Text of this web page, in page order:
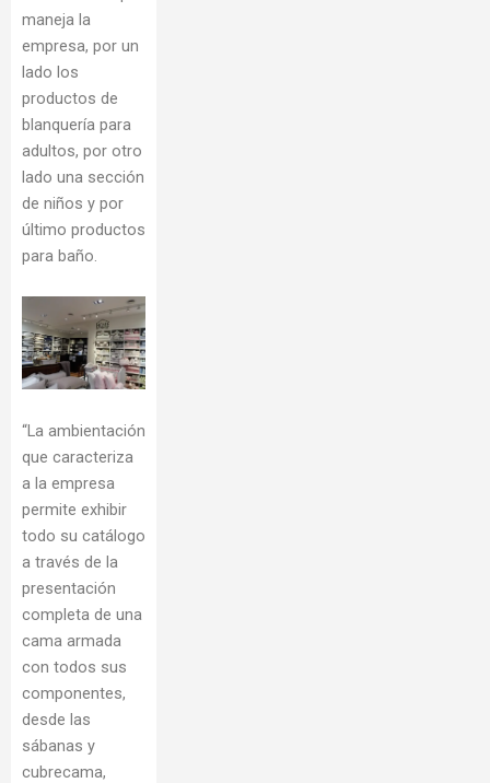
maneja la
empresa, por un
lado los
productos de
blanquería para
adultos, por otro
lado una sección
de niños y por
último productos
para baño.
“La ambientación
que caracteriza
a la empresa
permite exhibir
todo su catálogo
a través de la
presentación
completa de una
cama armada
con todos sus
componentes,
desde las
sábanas y
cubrecama,